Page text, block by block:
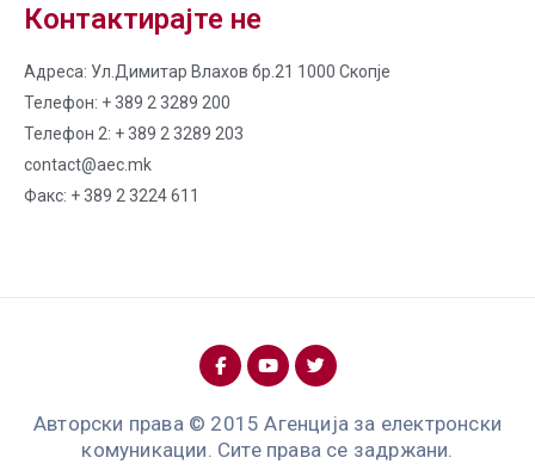
Контактирајте не
Адреса: Ул.Димитар Влахов бр.21 1000 Скопје
Телефон: + 389 2 3289 200
Телефон 2: + 389 2 3289 203
contact@aec.mk
Факс: + 389 2 3224 611
Авторски права © 2015 Агенција за електронски
комуникации. Сите права се задржани.